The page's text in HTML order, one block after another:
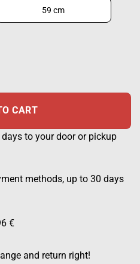
59 cm
CART
to your door or pickup
methods, up to 30 days
€
and return right!